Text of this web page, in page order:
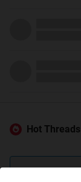
Hot Threads